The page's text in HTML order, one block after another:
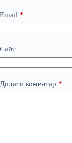
Email *
Сайт
Додати коментар *